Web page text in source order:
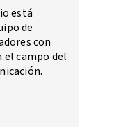
está
de
con
el campo del